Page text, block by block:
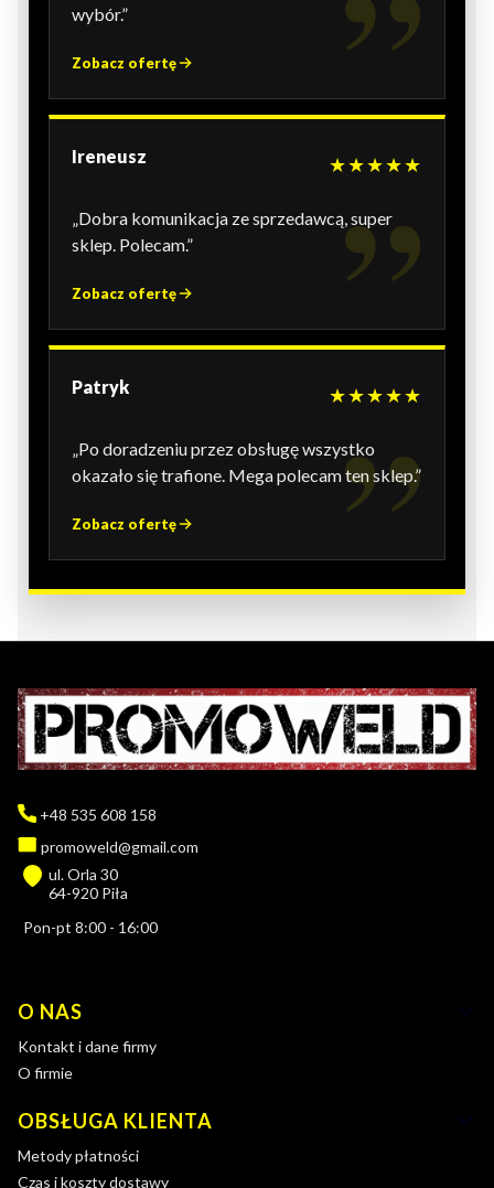
wybór.”
Zobacz ofertę
Ireneusz ★★★★★
„Dobra komunikacja ze sprzedawcą, super
sklep. Polecam.”
Zobacz ofertę
Patryk ★★★★★
„Po doradzeniu przez obsługę wszystko
okazało się trafione. Mega polecam ten sklep.”
Zobacz ofertę
+48 535 608 158
promoweld@gmail.com
ul. Orla 30
64-920 Piła
Pon-pt 8:00 - 16:00
Linki w stopce
O NAS
Kontakt i dane firmy
O firmie
OBSŁUGA KLIENTA
Metody płatności
Czas i koszty dostawy